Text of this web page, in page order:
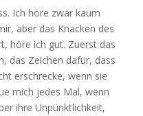
Ich höre zwar kaum
aber das Knacken des
höre ich gut. Zuerst das
das Zeichen dafür, dass
erschrecke, wenn sie
mich jedes Mal, wenn
ihre Unpünktlichkeit,